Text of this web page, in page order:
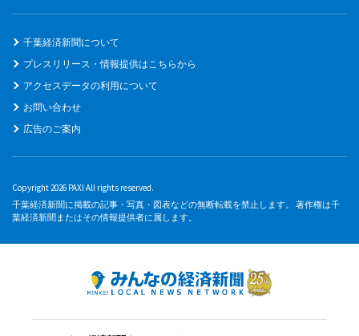
千葉経済新聞について
プレスリリース・情報提供はこちらから
アクセスデータの利用について
お問い合わせ
広告のご案内
Copyright 2026 PAXI All rights reserved.
千葉経済新聞に掲載の記事・写真・図表などの無断転載を禁止します。 著作権は千
葉経済新聞またはその情報提供者に属します。